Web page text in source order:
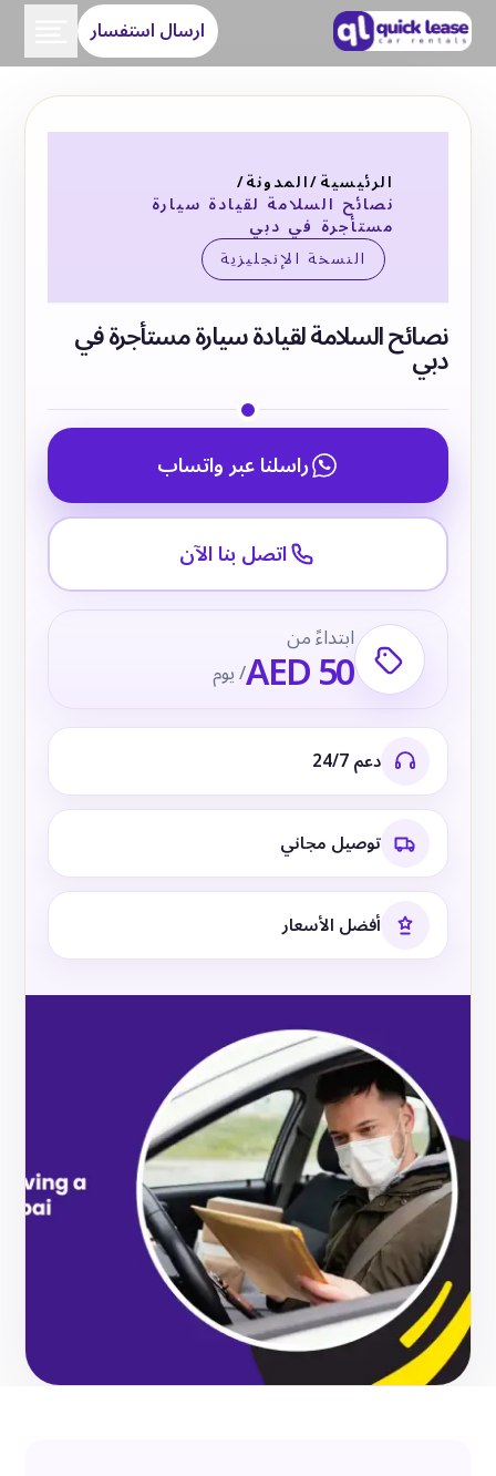
ارسال استفسار
الرئيسية/المدونة/
نصائح السلامة لقيادة سيارة
مستأجرة في دبي
النسخة الإنجليزية
نصائح السلامة لقيادة سيارة مستأجرة في
دبي
راسلنا عبر واتساب
اتصل بنا الآن
ابتداءً من
AED 50/ يوم
دعم 24/7
توصيل مجاني
أفضل الأسعار